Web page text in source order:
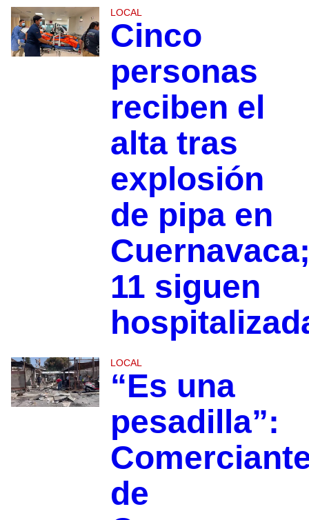
LOCAL
Cinco
personas
reciben el
alta tras
explosión
de pipa en
11 siguen
LOCAL
“Es una
pesadilla”:
de